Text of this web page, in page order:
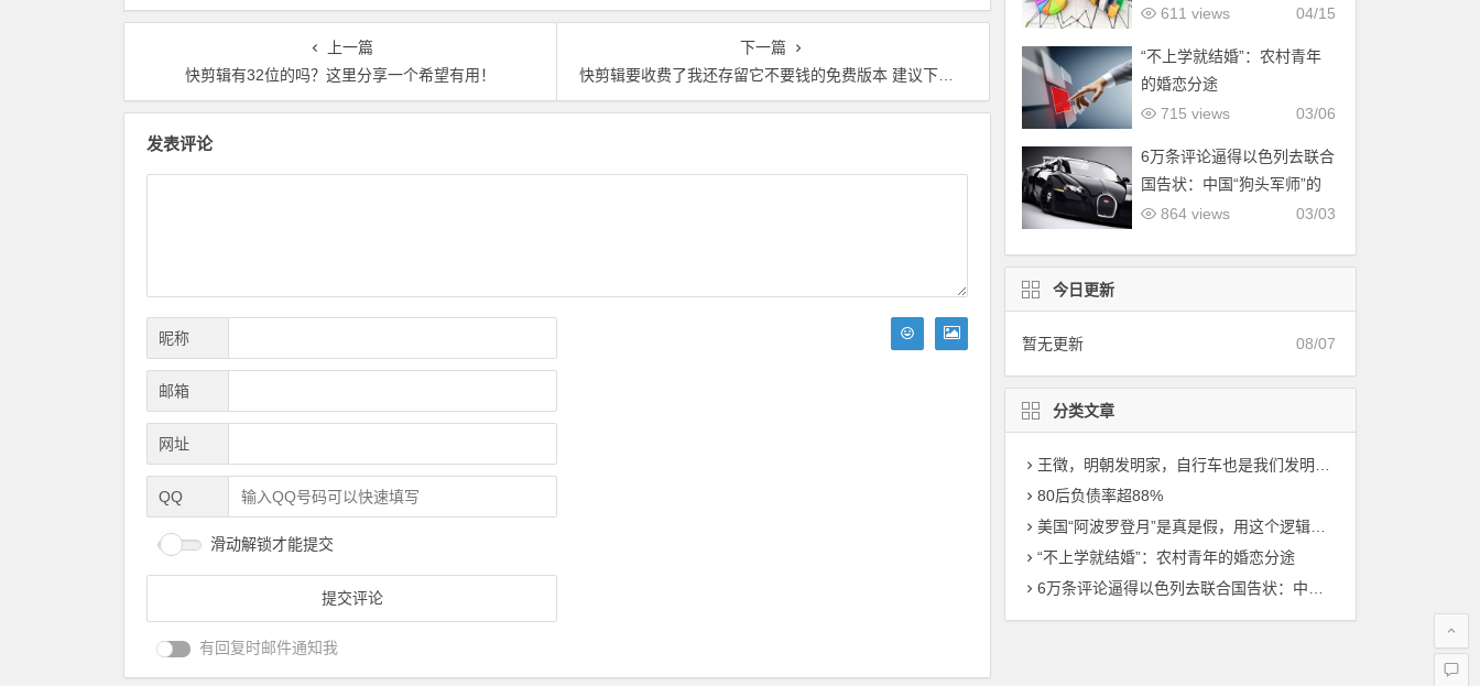
上一篇
快剪辑有32位的吗？这里分享一个希望有用！
下一篇
快剪辑要收费了我还存留它不要钱的免费版本 建议下载留存！
发表评论
昵称
邮箱
网址
QQ
滑动解锁才能提交
有回复时邮件通知我
白！
04/15
611 views
“不上学就结婚”：农村青年
的婚恋分途
03/06
715 views
6万条评论逼得以色列去联合
国告状：中国“狗头军师”的
降维打击，到底有多可怕？
03/03
864 views
今日更新
暂无更新 08/07
分类文章
王徵，明朝发明家，自行车也是我们发明的，比西方早了200年！
80后负债率超88%
美国“阿波罗登月”是真是假，用这个逻辑一测真相大白！
“不上学就结婚”：农村青年的婚恋分途
6万条评论逼得以色列去联合国告状：中国“狗头军师”的降维打击，到底有多可怕？